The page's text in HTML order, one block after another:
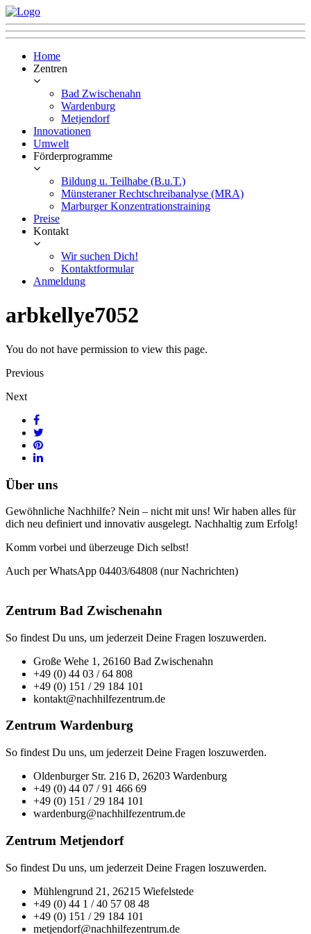
Home
Zentren
Bad Zwischenahn
Wardenburg
Metjendorf
Innovationen
Umwelt
Förderprogramme
Bildung u. Teilhabe (B.u.T.)
Münsteraner Rechtschreibanalyse (MRA)
Marburger Konzentrationstraining
Preise
Kontakt
Wir suchen Dich!
Kontaktformular
Anmeldung
arbkellye7052
You do not have permission to view this page.
Previous
Next
Über uns
Gewöhnliche Nachhilfe? Nein – nicht mit uns! Wir haben alles für
dich neu definiert und innovativ ausgelegt. Nachhaltig zum Erfolg!
Komm vorbei und überzeuge Dich selbst!
Auch per WhatsApp 04403/64808 (nur Nachrichten)
Zentrum Bad Zwischenahn
So findest Du uns, um jederzeit Deine Fragen loszuwerden.
Große Wehe 1, 26160 Bad Zwischenahn
+49 (0) 44 03 / 64 808
+49 (0) 151 / 29 184 101
kontakt@nachhilfezentrum.de
Zentrum Wardenburg
So findest Du uns, um jederzeit Deine Fragen loszuwerden.
Oldenburger Str. 216 D, 26203 Wardenburg
+49 (0) 44 07 / 91 466 69
+49 (0) 151 / 29 184 101
wardenburg@nachhilfezentrum.de
Zentrum Metjendorf
So findest Du uns, um jederzeit Deine Fragen loszuwerden.
Mühlengrund 21, 26215 Wiefelstede
+49 (0) 44 1 / 40 57 08 48
+49 (0) 151 / 29 184 101
metjendorf@nachhilfezentrum.de